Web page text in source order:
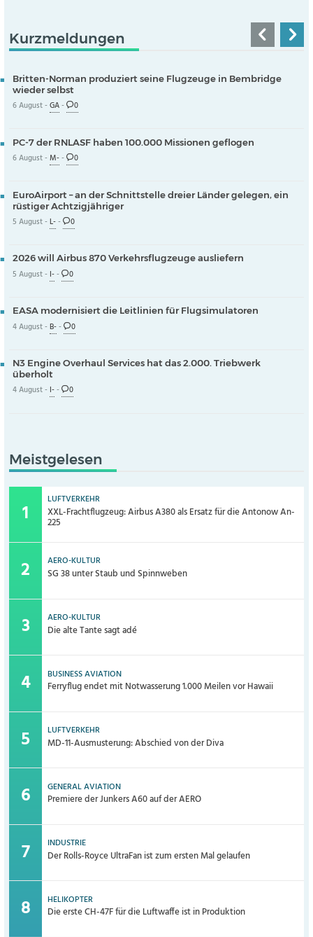
Kurzmeldungen
Britten-Norman produziert seine Flugzeuge in Bembridge
wieder selbst
6 August -GA- 0
PC-7 der RNLASF haben 100.000 Missionen geflogen
6 August -M-- 0
EuroAirport – an der Schnittstelle dreier Länder gelegen, ein
rüstiger Achtzigjähriger
5 August -L-- 0
2026 will Airbus 870 Verkehrsflugzeuge ausliefern
5 August - I-- 0
EASA modernisiert die Leitlinien für Flugsimulatoren
4 August -B-- 0
N3 Engine Overhaul Services hat das 2.000. Triebwerk
überholt
4 August - I-- 0
Meistgelesen
LUFTVERKEHR
XXL-Frachtflugzeug: Airbus A380 als Ersatz für die Antonow An-
225
AERO-KULTUR
SG 38 unter Staub und Spinnweben
AERO-KULTUR
Die alte Tante sagt adé
BUSINESS AVIATION
Ferryflug endet mit Notwasserung 1.000 Meilen vor Hawaii
LUFTVERKEHR
MD-11-Ausmusterung: Abschied von der Diva
GENERAL AVIATION
Premiere der Junkers A60 auf der AERO
INDUSTRIE
Der Rolls-Royce UltraFan ist zum ersten Mal gelaufen
HELIKOPTER
Die erste CH-47F für die Luftwaffe ist in Produktion